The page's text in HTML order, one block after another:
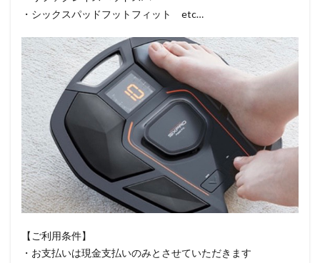
・シックスパッドフットフィット etc…
【ご利用条件】
・お支払いは現金支払いのみとさせていただきます